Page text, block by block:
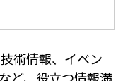
術情報、イベン